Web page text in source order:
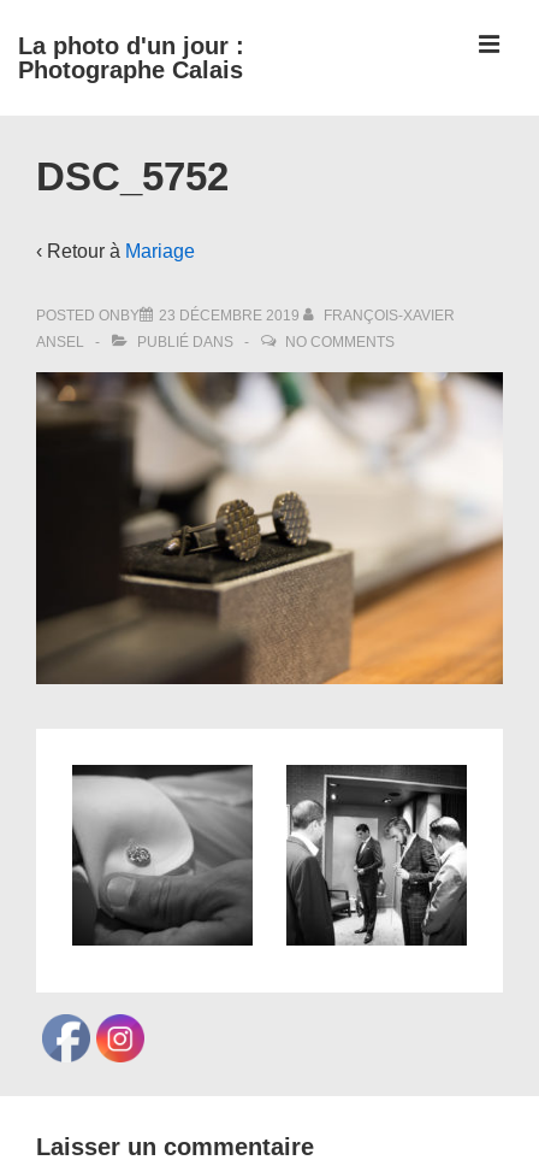
passer
au
La photo d'un jour :
Photographe Calais
Navigation
DSC_5752
‹ Retour à Mariage
POSTED ONBY 23 DÉCEMBRE 2019
FRANÇOIS-XAVIER
ANSEL
PUBLIÉ DANS NO COMMENTS
Laisser un commentaire